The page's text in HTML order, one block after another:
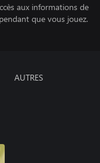
aux informations de
que vous jouez.
AUTRES